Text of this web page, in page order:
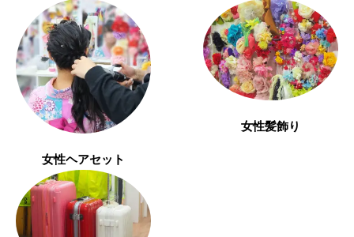
女性ヘアセット
女性髪飾り